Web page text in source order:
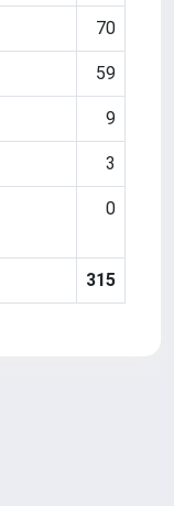
70
59
9
3
0
315